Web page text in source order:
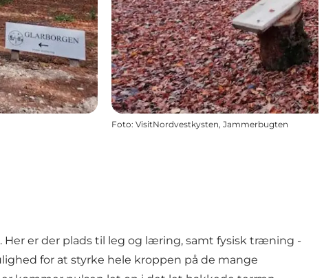
Foto: VisitNordvestkysten, Jammerbugten
er der plads til leg og læring, samt fysisk træning -
for at styrke hele kroppen på de mange